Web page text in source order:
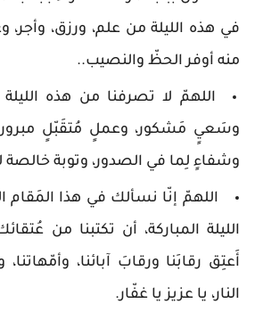
في هذه الليلة من علم، ورزق، وأجر،
منه أوفر الحظّ والنصيب..
اللهمّ لا تصرفنا من هذه
وسَعيٍ مَشكور، وعملٍ مُتقَبّلٍ مبرور،
وشفاءٍ لِما في الصدور، وتوبة خالصة
اللهمّ إنّا نسألك في هذا المَقام
الليلة المباركة، أن تكتبنا من
أَعتِق رقابَنا ورقابَ آبائنا،
النار، يا عزيز يا غفّار.